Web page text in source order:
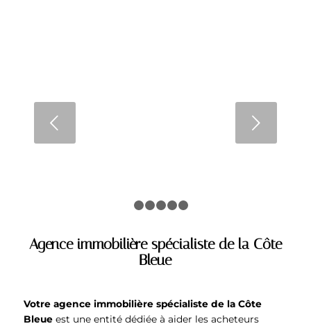
Agence immobilière spécialiste de la Côte
Bleue
Votre agence immobilière spécialiste de la Côte
Bleueest une entité dédiée à aider les acheteurs